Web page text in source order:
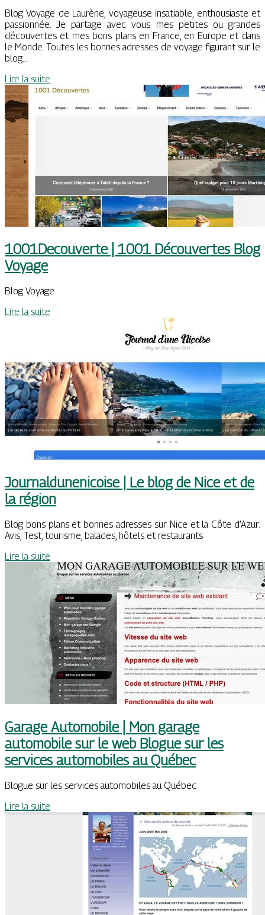
Blog Voyage de Laurène, voyageuse insatiable, enthousiaste et
passionnée. Je partage avec vous mes petites ou grandes
découvertes et mes bons plans en France, en Europe et dans
le Monde. Toutes les bonnes adresses de voyage figurant sur le
blog…
Lire la suite
1001Decouverte | 1001 Découvertes Blog
Voyage
Blog Voyage
Lire la suite
Journaldunenicoise | Le blog de Nice et de
la région
Blog bons plans et bonnes adresses sur Nice et la Côte d’Azur.
Avis, Test, tourisme, balades, hôtels et restaurants
Lire la suite
Garage Automobile | Mon garage
automobile sur le web Blogue sur les
services automobiles au Québec
Blogue sur les services automobiles au Québec
Lire la suite